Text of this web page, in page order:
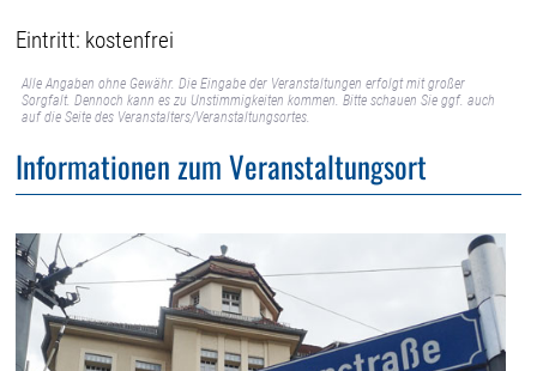
Eintritt: kostenfrei
Alle Angaben ohne Gewähr. Die Eingabe der Veranstaltungen erfolgt mit großer
Sorgfalt. Dennoch kann es zu Unstimmigkeiten kommen. Bitte schauen Sie ggf. auch
auf die Seite des Veranstalters/Veranstaltungsortes.
Informationen zum Veranstaltungsort